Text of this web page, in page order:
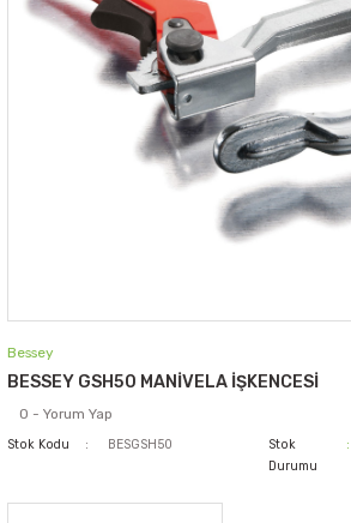
Bessey
BESSEY GSH50 MANİVELA İŞKENCESİ
0 - Yorum Yap
Stok Kodu BESGSH50
Stok
Durumu